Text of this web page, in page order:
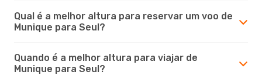
Qual é a melhor altura para reservar um voo de
Munique para Seul?
Quando é a melhor altura para viajar de
Munique para Seul?